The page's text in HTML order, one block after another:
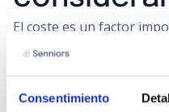
Consentimiento
El coste es un factor
decisiones. Aunque
cuidado domiciliario
económica.